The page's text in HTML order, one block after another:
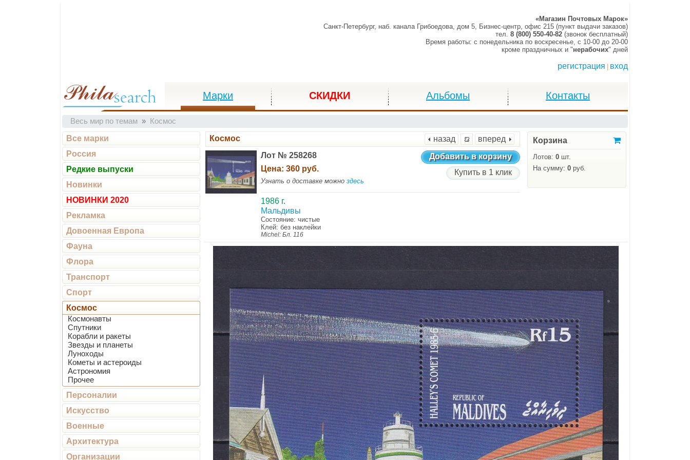
«Магазин Почтовых Марок»
Санкт-Петербург, наб. канала Грибоедова, дом 5, Бизнес-центр, офис 215 (пункт выдачи заказов)
тел. 8 (800) 550-40-82 (звонок бесплатный)
Время работы: c понедельника по воскресенье, c 10-00 до 20-00
кроме праздничных и "нерабочих" дней
регистрация вход
Марки СКИДКИ Альбомы Контакты
Весь мир по темам Космос
Все марки
Россия
Редкие выпуски
Новинки
НОВИНКИ 2020
Рекламка
Довоенная Европа
Фауна
Флора
Транспорт
Спорт
Космос
Космонавты
Спутники
Корабли и ракеты
Звезды и планеты
Луноходы
Кометы и астероиды
Астрономия
Прочее
Персоналии
Искусство
Военные
Архитектура
Организации
Корзина
Лотов:0 шт.
На сумму:0 руб.
назад вперед
Космос
Лот № 258268
Цена: 360 руб.
Узнать о доставке можно здесь
Добавить в корзину
Купить в 1 клик
1986 г.
Мальдивы
Состояние: чистые
Клей: без наклейки
Michel: Бл. 116